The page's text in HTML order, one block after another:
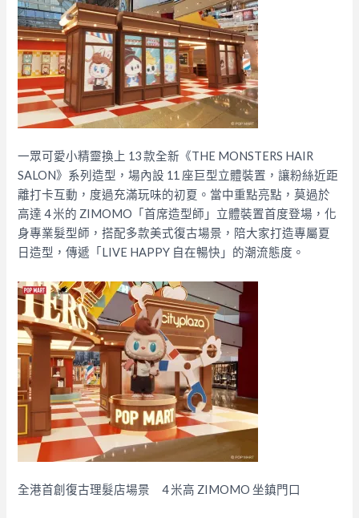
一眾可愛小精靈換上 13 款全新《THE MONSTERS HAIR
SALON》系列造型，場內設 11 座巨型立體裝置，讓粉絲近距
離打卡互動，度過充滿玩味的初夏。當中重點亮點，莫過於
高達 4 米的 ZIMOMO「首席造型師」立體裝置首度登場，化
身專業髮型師，搭配多款美式復古場景，陪大家打造專屬夏
日造型，傳遞「LIVE HAPPY 自在暢快」的潮流態度。
全港首創復古理髮店場景 4 米高 ZIMOMO 坐鎮門口